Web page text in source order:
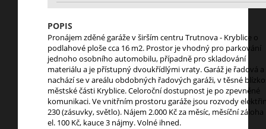
POPIS
Pronájem zděné garáže v širším centru Trutnova - Kryblice o
podlahové ploše cca 16 m2. Prostor je vhodný pro parkování
jednoho osobního automobilu, případně pro skladování
materiálu a je přístupný dvoukřídlými vraty. Garáž je řadová a
nachází se v areálu obdobných řadových garáži, v těsné
městské části Kryblice. Celoroční dostupnost je po zpevněné
komunikaci. Ve vnitřním prostoru garáže jsou rozvody
230 (zásuvky, světlo). Nájem 2.000 Kč za měsíc, měsíční záloha
el. 100 Kč, kauce 3 nájmy. Volné ihned.